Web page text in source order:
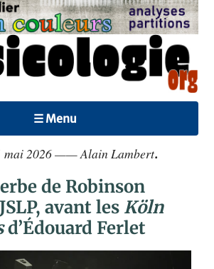
☰ Menu
mai 2026 —— Alain Lambert.
de Robinson
avant les Köln
d’Édouard Ferlet